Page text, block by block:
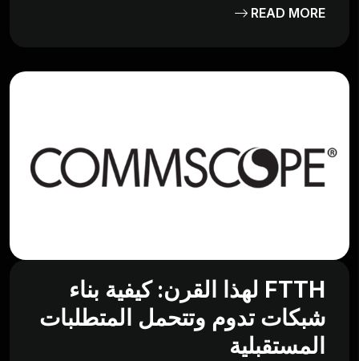
READ MORE
FTTH لهذا القرن: كيفية بناء
شبكات تدوم وتتحمل المتطلبات
المستقبلية